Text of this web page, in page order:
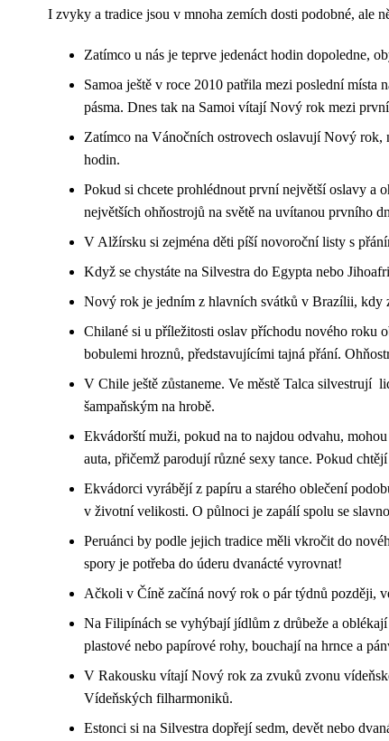
I zvyky a tradice jsou v mnoha zemích dosti podobné, ale
Zatímco u nás je teprve jedenáct hodin dopoledne,
Samoa ještě v roce 2010 patřila mezi poslední
pásma. Dnes tak na Samoi vítají Nový rok mezi
Zatímco na Vánočních ostrovech oslavují Nový rok,
hodin.
Pokud si chcete prohlédnout první největší oslavy a
největších ohňostrojů na světě na uvítanou prvního
V Alžírsku si zejména děti píší novoroční listy s
Když se chystáte na Silvestra do Egypta nebo
Nový rok je jedním z hlavních svátků v Brazílii, kdy
Chilané si u příležitosti oslav příchodu nového roku
bobulemi hroznů, představujícími tajná přání.
V Chile ještě zůstaneme. Ve městě Talca silvestrují
šampaňským na hrobě.
Ekvádorští muži, pokud na to najdou odvahu,
auta, přičemž parodují různé sexy tance. Pokud
Ekvádorci vyrábějí z papíru a starého oblečení
v životní velikosti. O půlnoci je zapálí spolu se
Peruánci by podle jejich tradice měli vkročit do
spory je potřeba do úderu dvanácté vyrovnat!
Ačkoli v Číně začíná nový rok o pár týdnů později,
Na Filipínách se vyhýbají jídlům z drůbeže a
plastové nebo papírové rohy, bouchají na hrnce a
V Rakousku vítají Nový rok za zvuků zvonu
Vídeňských filharmoniků.
Estonci si na Silvestra dopřejí sedm, devět nebo